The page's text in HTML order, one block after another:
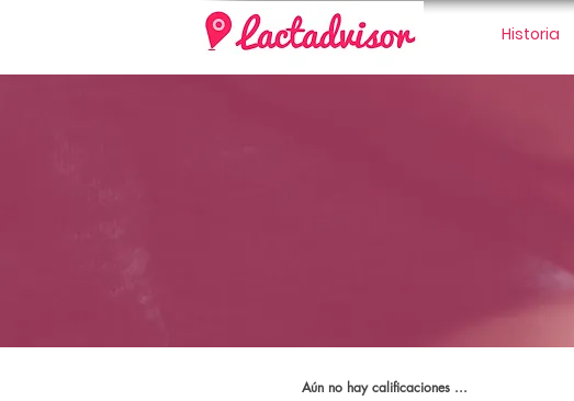
Historia
Aún no hay calificaciones ...